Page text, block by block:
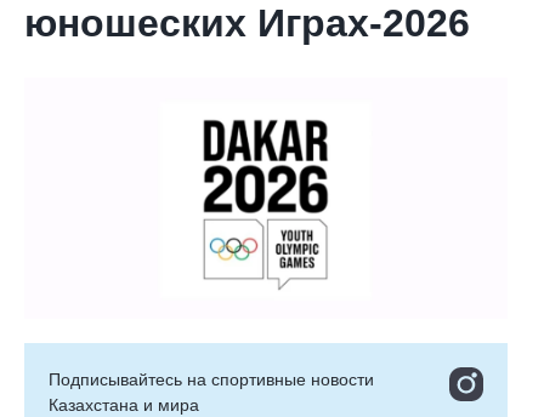
юношеских Играх-2026
Подписывайтесь на cпортивные новости
Казахстана и мира